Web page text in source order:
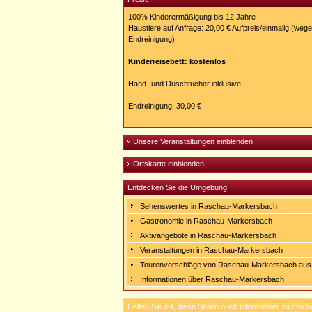
100% Kinderermäßigung bis 12 Jahre
Haustiere auf Anfrage: 20,00 € Aufpreis/einmalig
Endreinigung)
Kinderreisebett: kostenlos
Hand- und Duschtücher inklusive
Endreinigung: 30,00 €
Unsere Veranstaltungen einblenden
Ortskarte einblenden
Entdecken Sie die Umgebung
Sehenswertes in Raschau-Markersbach
Gastronomie in Raschau-Markersbach
Aktivangebote in Raschau-Markersbach
Veranstaltungen in Raschau-Markersbach
Tourenvorschläge von Raschau-Markersbach aus
Informationen über Raschau-Markersbach
Helfen Sie mit, diese Seiten noch informativer zu